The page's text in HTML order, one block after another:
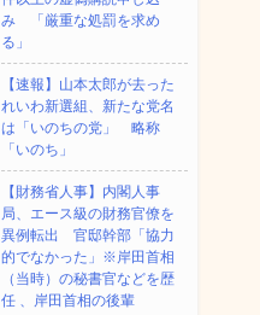
み 「厳重な処罰を求め
る」
【速報】山本太郎が去った
れいわ新選組、新たな党名
は「いのちの党」 略称
「いのち」
【財務省人事】内閣人事
局、エース級の財務官僚を
異例転出 官邸幹部「協力
的でなかった」※岸田首相
（当時）の秘書官などを歴
任 、岸田首相の後輩